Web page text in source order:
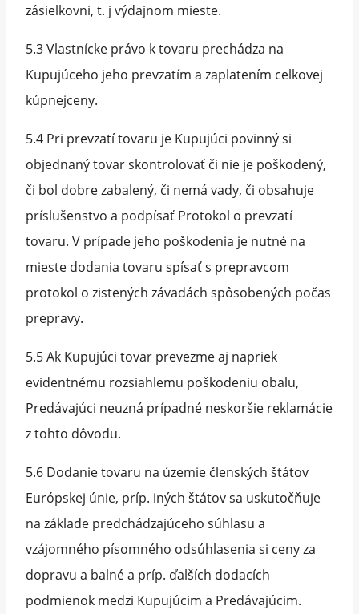
zásielkovni, t. j výdajnom mieste.
5.3 Vlastnícke právo k tovaru prechádza na
Kupujúceho jeho prevzatím a zaplatením celkovej
kúpnejceny.
5.4 Pri prevzatí tovaru je Kupujúci povinný si
objednaný tovar skontrolovať či nie je poškodený,
či bol dobre zabalený, či nemá vady, či obsahuje
príslušenstvo a podpísať Protokol o prevzatí
tovaru. V prípade jeho poškodenia je nutné na
mieste dodania tovaru spísať s prepravcom
protokol o zistených závadách spôsobených počas
prepravy.
5.5 Ak Kupujúci tovar prevezme aj napriek
evidentnému rozsiahlemu poškodeniu obalu,
Predávajúci neuzná prípadné neskoršie reklamácie
z tohto dôvodu.
5.6 Dodanie tovaru na územie členských štátov
Európskej únie, príp. iných štátov sa uskutočňuje
na základe predchádzajúceho súhlasu a
vzájomného písomného odsúhlasenia si ceny za
dopravu a balné a príp. ďalších dodacích
podmienok medzi Kupujúcim a Predávajúcim.